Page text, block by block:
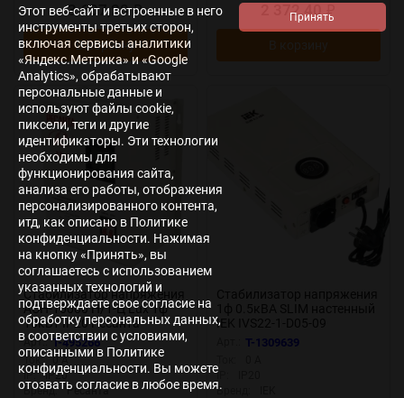
3 607,20₽
В корзину
2 372,40
Стабилизатор напряжения
АСН-10000 Н/1-Ц Lux 1ф
10кВт IP20 Ресанта
63/6/18
Арт.: T-495266
Ток:
0 А
IP:
IP20
Бренд:
Ресанта
IEK IVS22-1-D05-09
T-1309639
IP:
Бренд:
Этот веб-сайт и встроенные в него
инструменты третьих сторон,
включая сервисы аналитики
«Яндекс.Метрика» и «Google
Analytics», обрабатывают
персональные данные и
используют файлы cookie,
пиксели, теги и другие
идентификаторы. Эти технологии
необходимы для
функционирования сайта,
анализа его работы, отображения
персонализированного контента,
итд, как описано в Политике
конфиденциальности. Нажимая
на кнопку «Принять», вы
соглашаетесь с использованием
указанных технологий и
подтверждаете свое согласие на
обработку персональных данных,
в соответствии с условиями,
описанными в Политике
конфиденциальности. Вы можете
отозвать согласие в любое время.